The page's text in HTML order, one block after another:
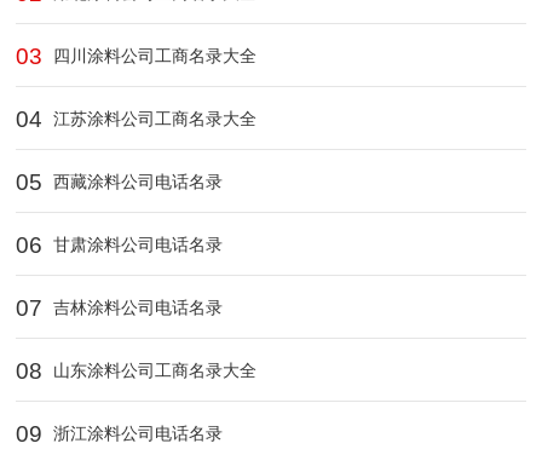
03 四川涂料公司工商名录大全
04 江苏涂料公司工商名录大全
05 西藏涂料公司电话名录
06 甘肃涂料公司电话名录
07 吉林涂料公司电话名录
08 山东涂料公司工商名录大全
09 浙江涂料公司电话名录